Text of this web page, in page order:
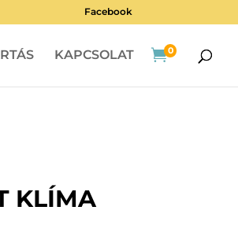
Facebook
KAPCSOLAT 0
KLÍMA